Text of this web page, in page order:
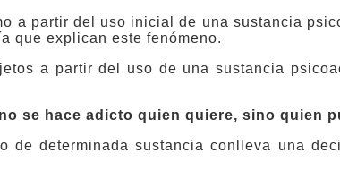
a partir del uso inicial de una sustancia
que explican este fenómeno.
a partir del uso de una sustancia
no se hace adicto quien quiere, sino quien
de determinada sustancia conlleva una